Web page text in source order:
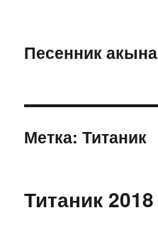
Песенник акына
Метка:Титаник
Титаник 2018